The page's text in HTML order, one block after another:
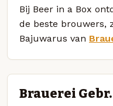
Bij Beer in a Box
de beste brouwers,
Bajuwarus van
Brauerei